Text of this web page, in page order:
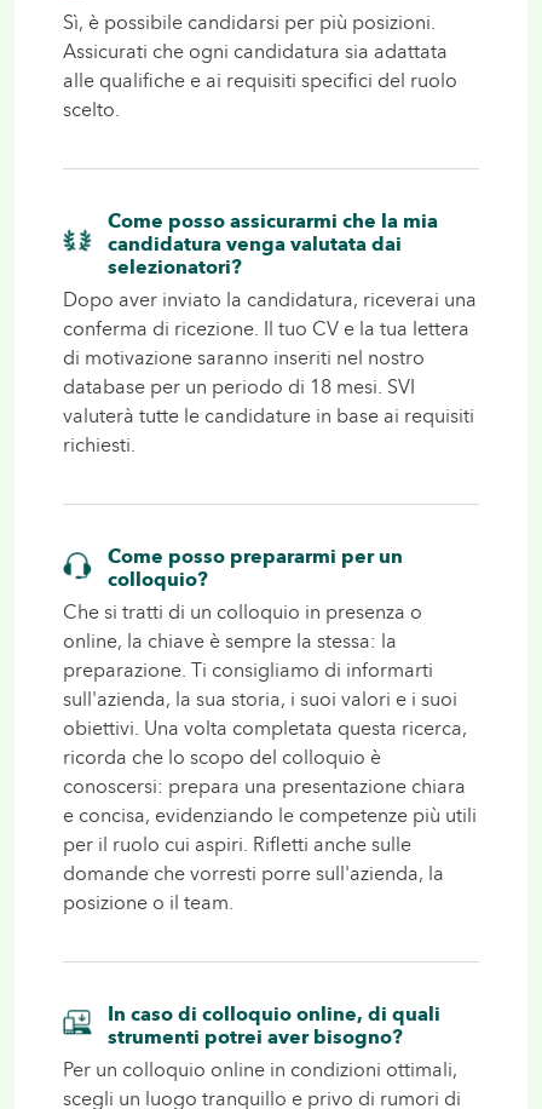
Sì, è possibile candidarsi per più posizioni.
Assicurati che ogni candidatura sia adattata
alle qualifiche e ai requisiti specifici del ruolo
scelto.
Come posso assicurarmi che la mia
candidatura venga valutata dai
selezionatori?
Dopo aver inviato la candidatura, riceverai una
conferma di ricezione. Il tuo CV e la tua lettera
di motivazione saranno inseriti nel nostro
database per un periodo di 18 mesi. SVI
valuterà tutte le candidature in base ai requisiti
richiesti.
Come posso prepararmi per un
colloquio?
Che si tratti di un colloquio in presenza o
online, la chiave è sempre la stessa: la
preparazione. Ti consigliamo di informarti
sull'azienda, la sua storia, i suoi valori e i suoi
obiettivi. Una volta completata questa ricerca,
ricorda che lo scopo del colloquio è
conoscersi: prepara una presentazione chiara
e concisa, evidenziando le competenze più utili
per il ruolo cui aspiri. Rifletti anche sulle
domande che vorresti porre sull'azienda, la
posizione o il team.
In caso di colloquio online, di quali
strumenti potrei aver bisogno?
Per un colloquio online in condizioni ottimali,
scegli un luogo tranquillo e privo di rumori di